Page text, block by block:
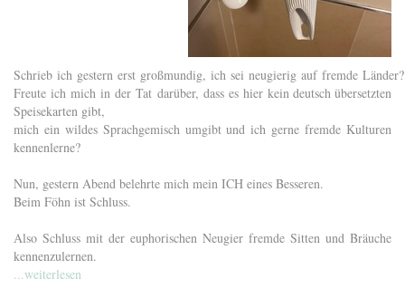
Schrieb ich gestern erst großmundig, ich sei neugierig auf fremde
Freute ich mich in der Tat darüber, dass es hier kein deutsch übersetzten
Speisekarten gibt,
mich ein wildes Sprachgemisch umgibt und ich gerne fremde Kulturen
kennenlerne?
Nun, gestern Abend belehrte mich mein ICH eines Besseren.
Beim Föhn ist Schluss.
Also Schluss mit der euphorischen Neugier fremde Sitten und Bräuche
kennenzulernen.
...weiterlesen